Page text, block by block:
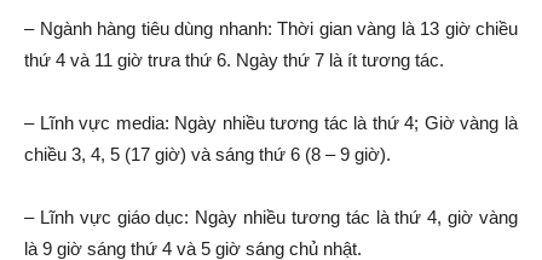
– Ngành hàng tiêu dùng nhanh: Thời gian vàng là 13 giờ chiều
thứ 4 và 11 giờ trưa thứ 6. Ngày thứ 7 là ít tương tác.
– Lĩnh vực media: Ngày nhiều tương tác là thứ 4; Giờ vàng là
chiều 3, 4, 5 (17 giờ) và sáng thứ 6 (8 – 9 giờ).
– Lĩnh vực giáo dục: Ngày nhiều tương tác là thứ 4, giờ vàng
là 9 giờ sáng thứ 4 và 5 giờ sáng chủ nhật.